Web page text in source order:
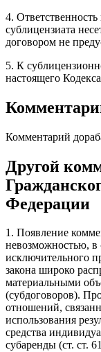
4.
сублицензиата
договором не
5. К
настоящего
Комментарий
Другой
Федерации
1. Появление
невозможностью, в
исключительного
закона широко
материальными
(субдоговоров).
отношений,
использования
средства
субаренды (ст. ст.